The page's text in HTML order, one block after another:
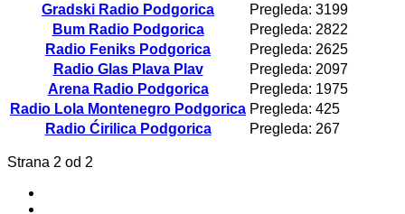
Gradski Radio Podgorica
Pregleda: 3199
Bum Radio Podgorica
Pregleda: 2822
Radio Feniks Podgorica
Pregleda: 2625
Radio Glas Plava Plav
Pregleda: 2097
Arena Radio Podgorica
Pregleda: 1975
Radio Lola Montenegro Podgorica Pregleda: 425
Radio Ćirilica Podgorica
Pregleda: 267
Strana 2 od 2